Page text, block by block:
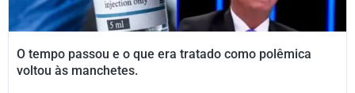
O tempo passou e o que era tratado como polêmica
voltou às manchetes.